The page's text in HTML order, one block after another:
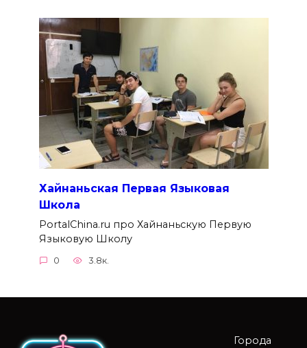
Хайнаньская Первая Языковая
Школа
PortalChina.ru про Хайнаньскую Первую
Языковую Школу
0 3.8к.
Города